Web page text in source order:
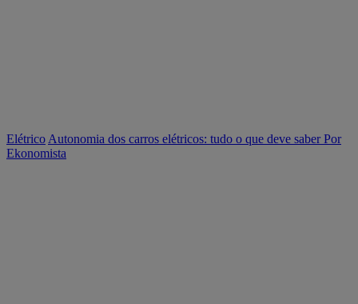
Elétrico Autonomia dos carros elétricos: tudo o que deve saberPor
Ekonomista